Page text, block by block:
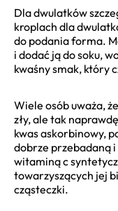
Dla dwulatków
kroplach dla
do podania forma.
i dodać ją do soku,
kwaśny smak, który
Wiele osób uważa,
zły, ale tak
kwas askorbinowy,
dobrze przebadaną
witaminą c
towarzyszących jej
cząsteczki.